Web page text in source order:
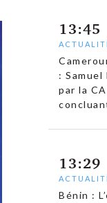
13:45
: Samuel
par la
13:29
Bénin :